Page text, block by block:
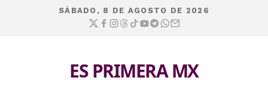
SÁBADO, 8 DE AGOSTO DE 2026
ES PRIMERA MX